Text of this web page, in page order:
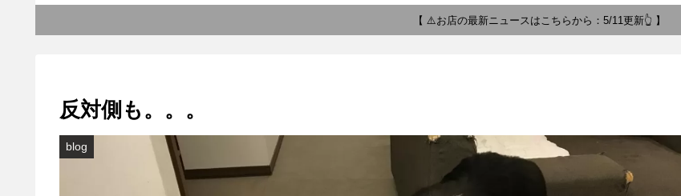
【 ⚠️お店の最新ニュースはこちらから：5/11更新👆 】
反対側も。。。
blog